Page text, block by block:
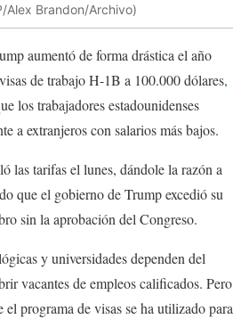
Alex Brandon/Archivo)
aumentó de forma drástica el año
de trabajo H-1B a 100.000 dólares,
los trabajadores estadounidenses
a extranjeros con salarios más bajos.
las tarifas el lunes, dándole la razón a
que el gobierno de Trump excedió su
sin la aprobación del Congreso.
y universidades dependen del
vacantes de empleos calificados. Pero
el programa de visas se ha utilizado para